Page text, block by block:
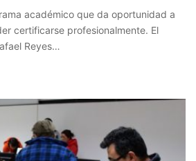
académico que da oportunidad a
certificarse profesionalmente. El
Reyes…